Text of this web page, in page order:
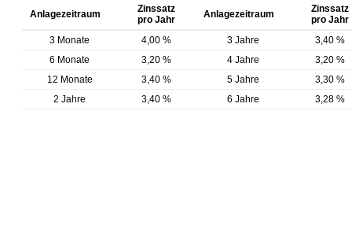
Anlagezeitraum
Zinssatz
pro Jahr
Anlagezeitraum
Zinssatz
pro Jahr
3 Monate
4,00 % 3 Jahre
3,40 %
6 Monate
3,20 % 4 Jahre
3,20 %
12 Monate
3,40 % 5 Jahre
3,30 %
2 Jahre
3,40 % 6 Jahre 3,28 %